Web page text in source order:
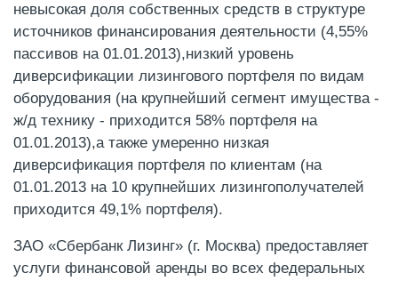
невысокая доля собственных средств в структуре
источников финансирования деятельности (4,55%
пассивов на 01.01.2013),низкий уровень
диверсификации лизингового портфеля по видам
оборудования (на крупнейший сегмент имущества -
ж/д технику - приходится 58% портфеля на
01.01.2013),а также умеренно низкая
диверсификация портфеля по клиентам (на
01.01.2013 на 10 крупнейших лизингополучателей
приходится 49,1% портфеля).
ЗАО «Сбербанк Лизинг» (г. Москва) предоставляет
услуги финансовой аренды во всех федеральных